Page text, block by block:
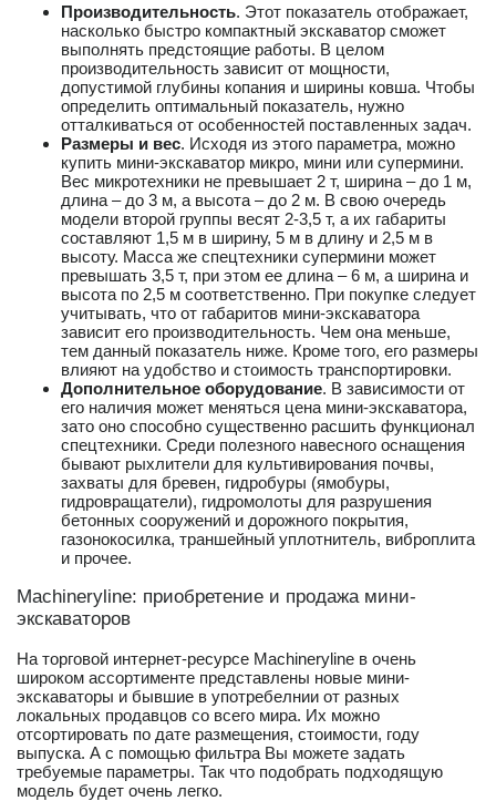
Производительность. Этот показатель отображает,
насколько быстро компактный экскаватор сможет
выполнять предстоящие работы. В целом
производительность зависит от мощности,
допустимой глубины копания и ширины ковша. Чтобы
определить оптимальный показатель, нужно
отталкиваться от особенностей поставленных задач.
Размеры и вес. Исходя из этого параметра, можно
купить мини-экскаватор микро, мини или супермини.
Вес микротехники не превышает 2 т, ширина – до 1 м,
длина – до 3 м, а высота – до 2 м. В свою очередь
модели второй группы весят 2-3,5 т, а их габариты
составляют 1,5 м в ширину, 5 м в длину и 2,5 м в
высоту. Масса же спецтехники супермини может
превышать 3,5 т, при этом ее длина – 6 м, а ширина и
высота по 2,5 м соответственно. При покупке следует
учитывать, что от габаритов мини-экскаватора
зависит его производительность. Чем она меньше,
тем данный показатель ниже. Кроме того, его размеры
влияют на удобство и стоимость транспортировки.
Дополнительное оборудование. В зависимости от
его наличия может меняться цена мини-экскаватора,
зато оно способно существенно расшить функционал
спецтехники. Среди полезного навесного оснащения
бывают рыхлители для культивирования почвы,
захваты для бревен, гидробуры (ямобуры,
гидровращатели), гидромолоты для разрушения
бетонных сооружений и дорожного покрытия,
газонокосилка, траншейный уплотнитель, виброплита
и прочее.
Machineryline: приобретение и продажа мини-
экскаваторов
На торговой интернет-ресурсе Machineryline в очень
широком ассортименте представлены новые мини-
экскаваторы и бывшие в употребелнии от разных
локальных продавцов со всего мира. Их можно
отсортировать по дате размещения, стоимости, году
выпуска. А с помощью фильтра Вы можете задать
требуемые параметры. Так что подобрать подходящую
модель будет очень легко.